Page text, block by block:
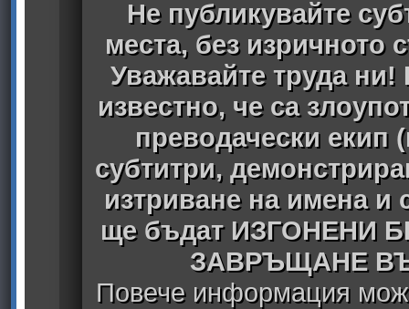
Не публикувайте
места, без изричното
Уважавайте труда ни!
известно, че са
преводачески екип
субтитри,
изтриване на имена
ще бъдат ИЗГОНЕНИ
ЗАВРЪЩАНЕ
Повече информация